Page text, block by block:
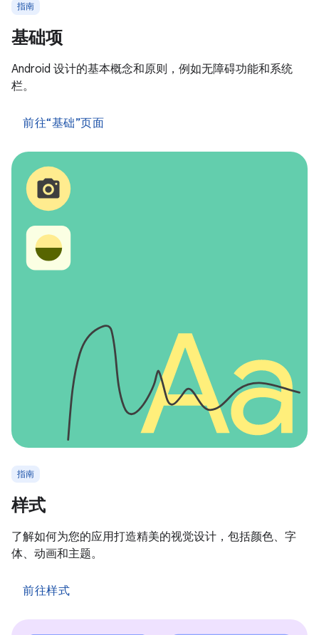
指南
基础项
Android 设计的基本概念和原则，例如无障碍功能和系统
栏。
前往“基础”页面
指南
样式
了解如何为您的应用打造精美的视觉设计，包括颜色、字
体、动画和主题。
前往样式